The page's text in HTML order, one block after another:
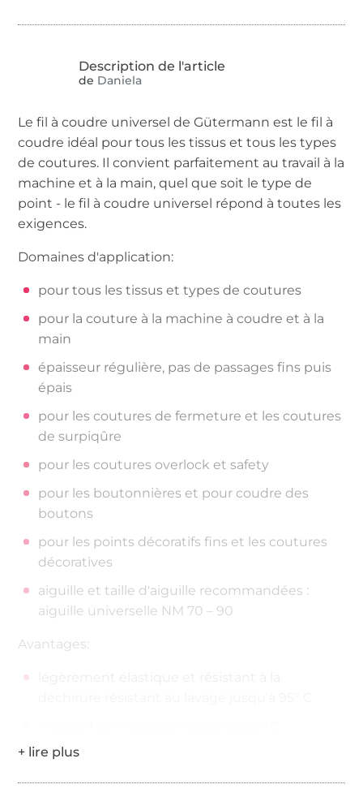
de Daniela
Le fil à coudre universel de Gütermann est le fil à
coudre idéal pour tous les tissus et tous les types
de coutures. Il convient parfaitement au travail à la
machine et à la main, quel que soit le type de
point - le fil à coudre universel répond à toutes les
exigences.
Domaines d'application:
pour tous les tissus et types de coutures
pour la couture à la machine à coudre et à la
main
épaisseur régulière, pas de passages fins puis
épais
pour les coutures de fermeture et les coutures
de surpiqûre
pour les coutures overlock et safety
pour les boutonnières et pour coudre des
boutons
pour les points décoratifs fins et les coutures
décoratives
aiguille et taille d'aiguille recommandées :
aiguille universelle NM 70 – 90
Avantages:
200 mètres sur la bobine
Épaisseur de fil : No./Tkt. 100 | dtex 300/2 | Nm